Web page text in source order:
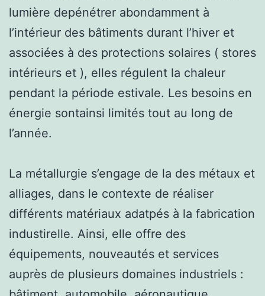
lumière depénétrer abondamment à
l’intérieur des bâtiments durant l’hiver et
associées à des protections solaires ( stores
intérieurs et ), elles régulent la chaleur
pendant la période estivale. Les besoins en
énergie sontainsi limités tout au long de
l’année.
La métallurgie s’engage de la des métaux et
alliages, dans le contexte de réaliser
différents matériaux adatpés à la fabrication
industirelle. Ainsi, elle offre des
équipements, nouveautés et services
auprès de plusieurs domaines industriels :